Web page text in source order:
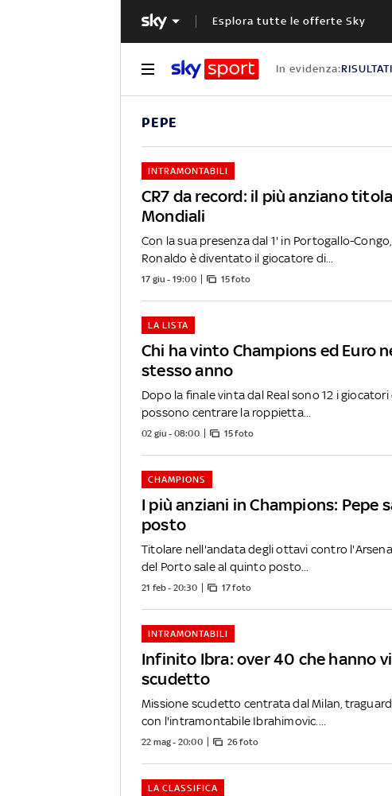
Esplora tutte le offerte Sky
In evidenza:
PEPE
CR7 da record: il più anziano
Mondiali
INTRAMONTABILI
Con la sua presenza dal 1' in Portogallo-
Ronaldo è diventato il giocatore di...
17 giu - 19:00 15 foto
Chi ha vinto Champions ed Euro
stesso anno
LA LISTA
Dopo la finale vinta dal Real sono 12 i giocatori
possono centrare la roppietta...
02 giu - 08:00 15 foto
I più anziani in Champions: Pepe
posto
CHAMPIONS
Titolare nell'andata degli ottavi contro
del Porto sale al quinto posto...
21 feb - 20:30 17 foto
Infinito Ibra: over 40 che hanno
scudetto
INTRAMONTABILI
Missione scudetto centrata dal Milan,
con l'intramontabile Ibrahimovic....
22 mag - 20:00 26 foto
LA CLASSIFICA